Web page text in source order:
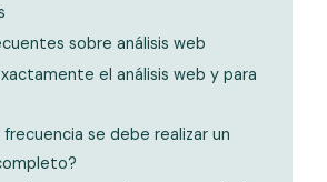
sobre análisis web
el análisis web y para
frecuencia se debe realizar un